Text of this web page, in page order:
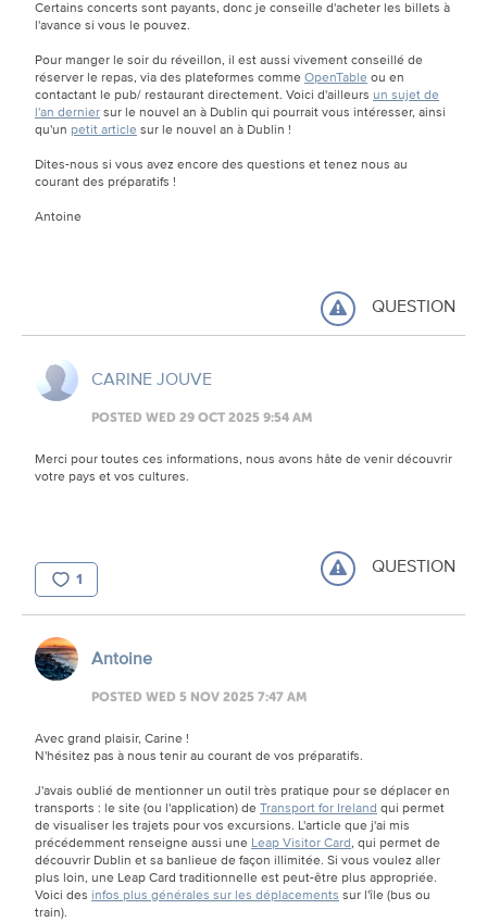
Certains concerts sont payants, donc je conseille d'acheter les billets à
l'avance si vous le pouvez.
Pour manger le soir du réveillon, il est aussi vivement conseillé de
réserver le repas, via des plateformes comme OpenTable ou en
contactant le pub/ restaurant directement. Voici d'ailleurs un sujet de
l'an derniersur le nouvel an à Dublin qui pourrait vous intéresser, ainsi
qu'un petit article sur le nouvel an à Dublin !
Dites-nous si vous avez encore des questions et tenez nous au
courant des préparatifs !
Antoine
QUESTION
CARINE JOUVE
POSTED WED 29 OCT 2025 9:54 AM
Merci pour toutes ces informations, nous avons hâte de venir découvrir
votre pays et vos cultures.
1 QUESTION
Antoine
POSTED WED 5 NOV 2025 7:47 AM
Avec grand plaisir, Carine !
N'hésitez pas à nous tenir au courant de vos préparatifs.
J'avais oublié de mentionner un outil très pratique pour se déplacer en
transports : le site (ou l'application) de Transport for Ireland qui permet
de visualiser les trajets pour vos excursions. L'article que j'ai mis
précédemment renseigne aussi une Leap Visitor Card, qui permet de
découvrir Dublin et sa banlieue de façon illimitée. Si vous voulez aller
plus loin, une Leap Card traditionnelle est peut-être plus appropriée.
Voici des infos plus générales sur les déplacements sur l'île (bus ou
train).